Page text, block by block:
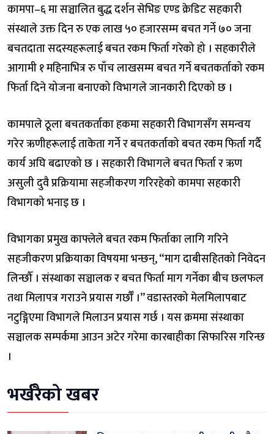
कामपा–६ मा सञ्चालित बुद्ध दर्शन सेभिङ एण्ड क्रेडिट सहकारी
संस्थाले उक्त दिन रु एक लाख ५० हजारसम्म बचत गर्ने ७० जना
बचतदाता सदस्यहरूलाई बचत रकम फिर्ता गरेको हो । सहकारीले
आगामी १ महिनाभित्र रु पाँच लाखसम्म बचत गर्ने बचतकर्ताको रकम
फिर्ता दिने योजना बनाएको विभागले जानकारी दिएको छ ।
कामपाले ठूला बचतकर्ताका हकमा सहकारी विभागसँग समन्वय
गरेर ऋणीहरूलाई ताकेता गर्ने र बचतकर्ताको बचत रकम फिर्ता गर्दै
कार्य अघि बढाएको छ । सहकारी विभागले बचत फिर्ता र ऋण
असुली दुवै प्रक्रियामा सहजीकरण गरिरहेको कामपा सहकारी
विभागको भनाइ छ ।
विभागका प्रमुख काफ्लेले बचत रकम फिर्ताका लागि गरिने
सहजीकरण प्रक्रियाका विषयमा भन्छन्, “माग दाबीसहितको निवेदन
लिन्छौँ । संस्थाका सञ्चालक र बचत फिर्ता माग गर्नेका बीच छलफल
तथा मिलापत्र गराउने प्रयास गर्छौँ ।” वडास्तरको मेलमिलापबाट
नटुङ्गिएमा विभागले मिलाउन प्रयास गर्छ । यस क्रममा संस्थाका
सञ्चालक सम्पर्कमा आउन अटेर गरेमा कारबाहीका सिफारिस गरिन्छ
।
भर्खरैको खबर